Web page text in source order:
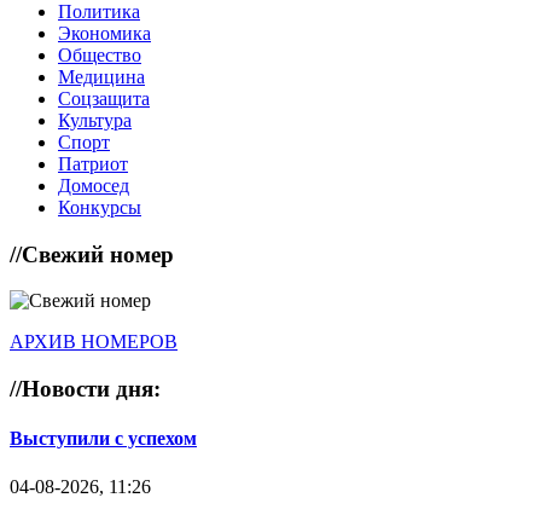
Политика
Экономика
Общество
Медицина
Соцзащита
Культура
Спорт
Патриот
Домосед
Конкурсы
//Свежий номер
АРХИВ НОМЕРОВ
//Новости дня:
Выступили с успехом
04-08-2026, 11:26